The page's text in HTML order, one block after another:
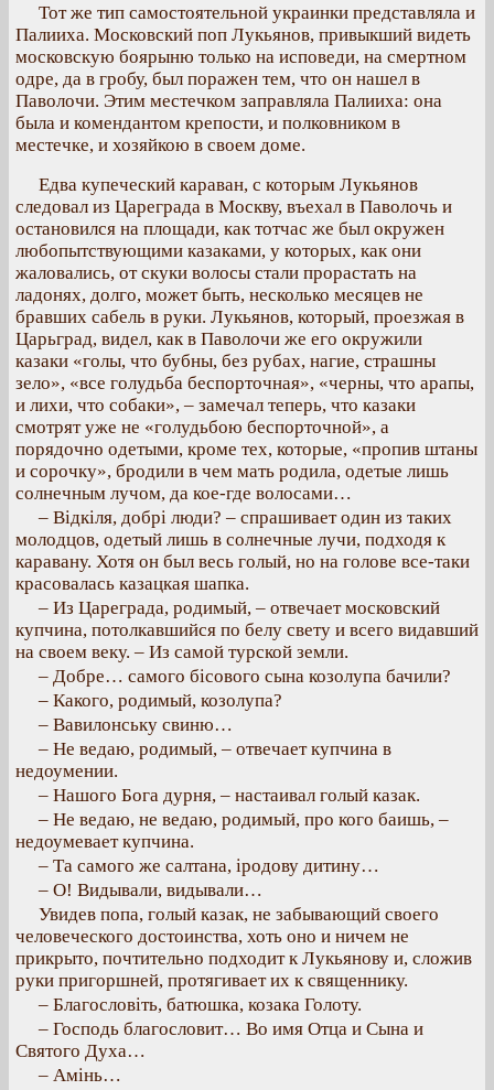
Тот же тип самостоятельной украинки представляла и
Палииха. Московский поп Лукьянов, привыкший видеть
московскую боярыню только на исповеди, на смертном
одре, да в гробу, был поражен тем, что он нашел в
Паволочи. Этим местечком заправляла Палииха: она
была и комендантом крепости, и полковником в
местечке, и хозяйкою в своем доме.
Едва купеческий караван, с которым Лукьянов
следовал из Цареграда в Москву, въехал в Паволочь и
остановился на площади, как тотчас же был окружен
любопытствующими казаками, у которых, как они
жаловались, от скуки волосы стали прорастать на
ладонях, долго, может быть, несколько месяцев не
бравших сабель в руки. Лукьянов, который, проезжая в
Царьград, видел, как в Паволочи же его окружили
казаки «голы, что бубны, без рубах, нагие, страшны
зело», «все голудьба беспорточная», «черны, что арапы,
и лихи, что собаки», – замечал теперь, что казаки
смотрят уже не «голудьбою беспорточной», а
порядочно одетыми, кроме тех, которые, «пропив штаны
и сорочку», бродили в чем мать родила, одетые лишь
солнечным лучом, да кое-где волосами…
– Відкіля, добрі люди? – спрашивает один из таких
молодцов, одетый лишь в солнечные лучи, подходя к
каравану. Хотя он был весь голый, но на голове все-таки
красовалась казацкая шапка.
– Из Цареграда, родимый, – отвечает московский
купчина, потолкавшийся по белу свету и всего видавший
на своем веку. – Из самой турской земли.
– Добре… самого бісового сына козолупа бачили?
– Какого, родимый, козолупа?
– Вавилонську свиню…
– Не ведаю, родимый, – отвечает купчина в
недоумении.
– Нашого Бога дурня, – настаивал голый казак.
– Не ведаю, не ведаю, родимый, про кого баишь, –
недоумевает купчина.
– Та самого же салтана, іродову дитину…
– О! Видывали, видывали…
Увидев попа, голый казак, не забывающий своего
человеческого достоинства, хоть оно и ничем не
прикрыто, почтительно подходит к Лукьянову и, сложив
руки пригоршней, протягивает их к священнику.
– Благословіть, батюшка, козака Голоту.
– Господь благословит… Во имя Отца и Сына и
Святого Духа…
– Амінь…